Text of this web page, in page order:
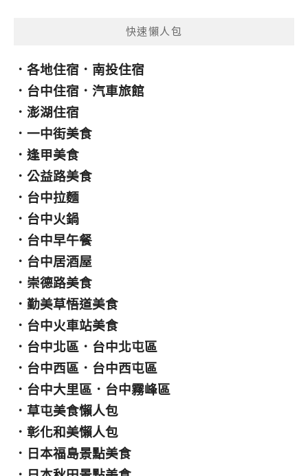
快速懶人包
． 各地住宿 ． 南投住宿
． 台中住宿 ． 汽車旅館
． 澎湖住宿
． 一中街美食
． 逢甲美食
． 公益路美食
． 台中拉麵
． 台中火鍋
． 台中早午餐
． 台中居酒屋
． 崇德路美食
． 勤美草悟道美食
． 台中火車站美食
． 台中北區 ． 台中北屯區
． 台中西區 ． 台中西屯區
． 台中大里區 ． 台中霧峰區
． 草屯美食懶人包
． 彰化和美懶人包
． 日本福島景點美食